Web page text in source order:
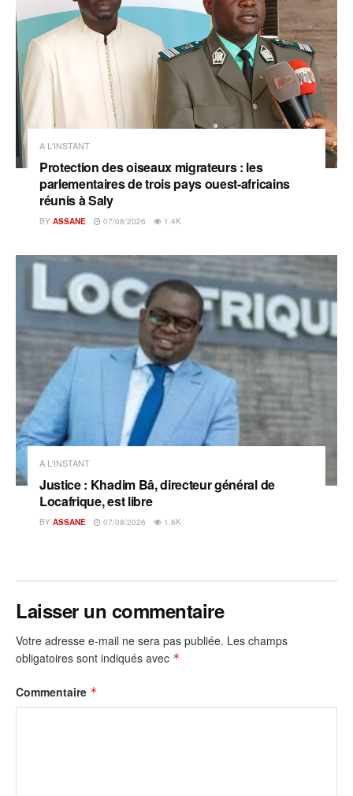
A L'INSTANT
Protection des oiseaux migrateurs : les
parlementaires de trois pays ouest-africains
réunis à Saly
BY ASSANE 07/08/2026 1.4K
A L'INSTANT
Justice : Khadim Bâ, directeur général de
Locafrique, est libre
BY ASSANE 07/08/2026 1.6K
Laisser un commentaire
Votre adresse e-mail ne sera pas publiée. Les champs
obligatoires sont indiqués avec *
Commentaire *